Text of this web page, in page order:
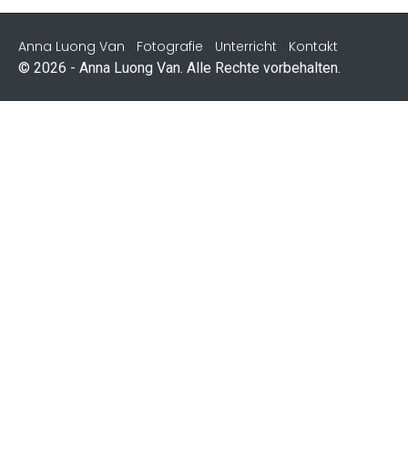
Anna Luong Van Fotografie Unterricht Kontakt
© 2026 - Anna Luong Van. Alle Rechte vorbehalten.